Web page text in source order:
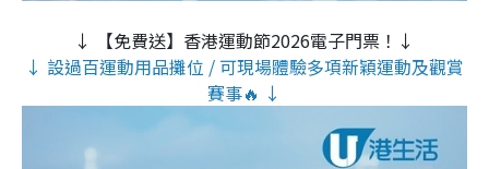
↓ 【免費送】香港運動節2026電子門票！↓
↓ 設過百運動用品攤位 / 可現場體驗多項新穎運動及觀賞
賽事🔥 ↓